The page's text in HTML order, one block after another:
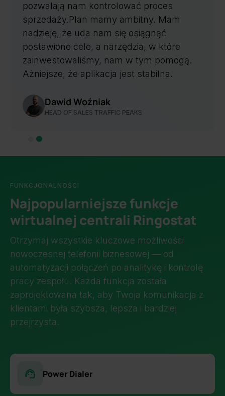
nam kontrolować proces
mamy ambitny. Mam
że uda nam się osiągnąć
cele, a narzędzia, w które
nam w tym pomogą.
że aplikacja jest stabilna.
Dawid Woźniak
HEAD OF SALES TRAFFIC PEAKS
Slide 1 of 2.
FUNKCJONALNOŚCI
Najpopularniejsze funkcje
wirtualnej centrali Ringostat
Otrzymaj wszystkie kluczowe możliwości
nowoczesnej telefonii biznesowej — od
automatyzacji połączeń po analitykę i kontrolę
pracy zespołu. Każda funkcja została
zaprojektowana tak, aby Twoja komunikacja z
klientami była szybsza, lepsza i bardziej
przejrzysta.
Power Dialer